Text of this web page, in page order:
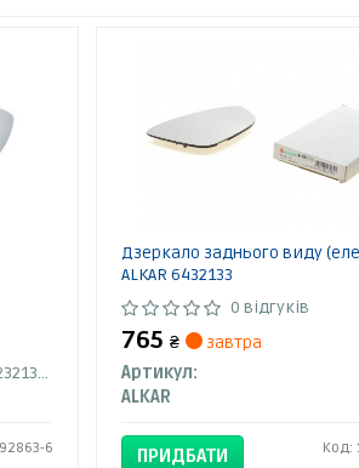
6102021232133P
6
Дзеркало заднього виду
ALKAR 6432133
0 відгуків
765 ₴
завтра
Артикул:
ALKAR
ПРИДБАТИ Код: